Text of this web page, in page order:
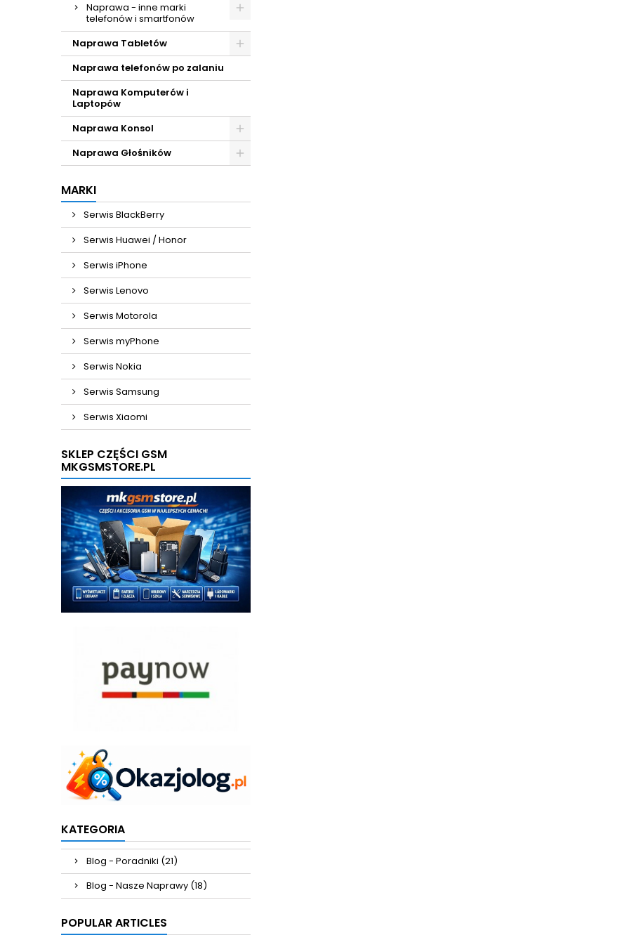
Naprawa - inne marki
telefonów i smartfonów
Naprawa Tabletów
Naprawa telefonów po zalaniu
Naprawa Komputerów i
Laptopów
Naprawa Konsol
Naprawa Głośników
MARKI
Serwis BlackBerry
Serwis Huawei / Honor
Serwis iPhone
Serwis Lenovo
Serwis Motorola
Serwis myPhone
Serwis Nokia
Serwis Samsung
Serwis Xiaomi
SKLEP CZĘŚCI GSM
MKGSMSTORE.PL
KATEGORIA
Blog - Poradniki (21)
Blog - Nasze Naprawy (18)
POPULAR ARTICLES